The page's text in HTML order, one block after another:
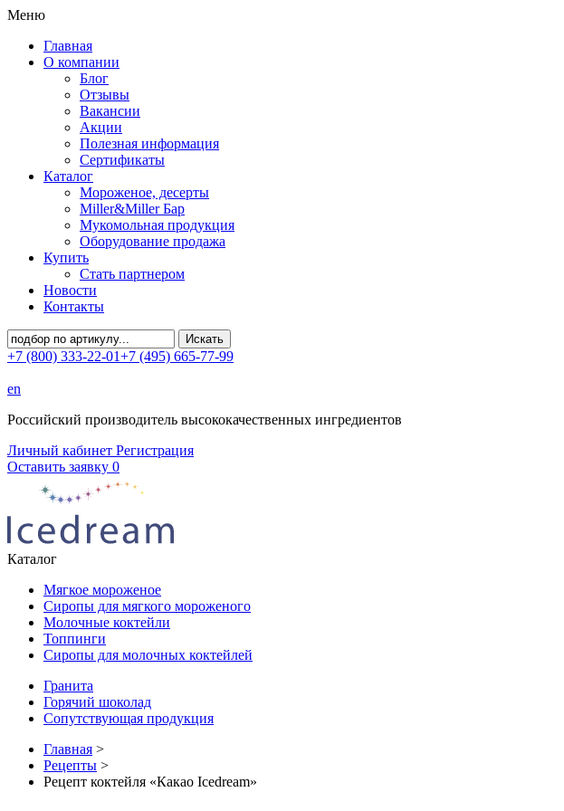
Меню
Главная
О компании
Блог
Отзывы
Вакансии
Акции
Полезная информация
Сертификаты
Каталог
Мороженое, десерты
Miller&Miller Бар
Мукомольная продукция
Оборудование продажа
Купить
Стать партнером
Новости
Контакты
+7 (800) 333-22-01+7 (495) 665-77-99
en
Российский производитель высококачественных ингредиентов
Личный кабинет Регистрация
Оставить заявку 0
Каталог
Мягкое мороженое
Сиропы для мягкого мороженого
Молочные коктейли
Топпинги
Сиропы для молочных коктейлей
Гранита
Горячий шоколад
Сопутствующая продукция
Главная >
Рецепты >
Рецепт коктейля «Какао Icedream»